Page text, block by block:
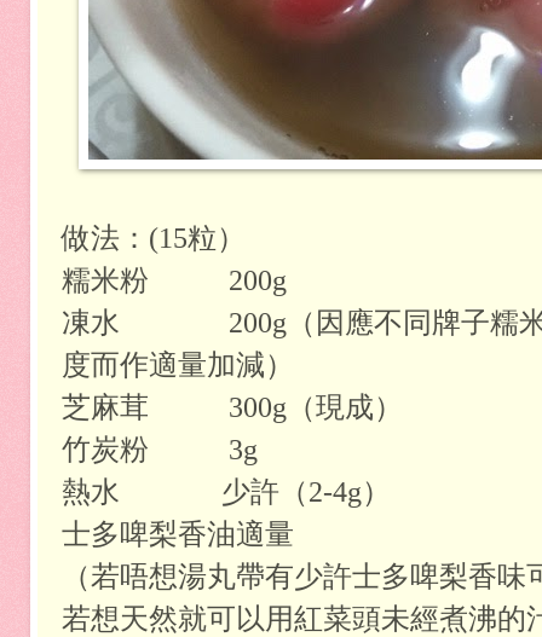
做法：(15粒）
糯米粉 200g
凍水 200g（因應不同牌子糯米
度而作適量加減）
芝麻茸 300g（現成）
竹炭粉 3g
熱水 少許（2-4g）
士多啤梨香油適量
（若唔想湯丸帶有少許士多啤梨香
若想天然就可以用紅菜頭未經煮沸的